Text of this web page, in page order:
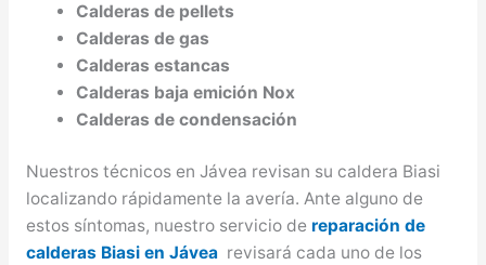
Calderas de pellets
Calderas de gas
Calderas estancas
Calderas baja emición Nox
Calderas de condensación
Nuestros técnicos en Jávea revisan su caldera Biasi
localizando rápidamente la avería. Ante alguno de
estos síntomas, nuestro servicio de reparación de
calderas Biasi en Jávea revisará cada uno de los